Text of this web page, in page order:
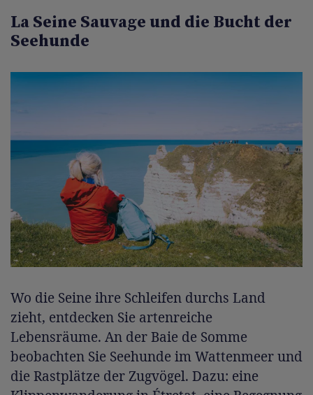
La Seine Sauvage und die Bucht der
Seehunde
Wo die Seine ihre Schleifen durchs Land
zieht, entdecken Sie artenreiche
Lebensräume. An der Baie de Somme
beobachten Sie Seehunde im Wattenmeer und
die Rastplätze der Zugvögel. Dazu: eine